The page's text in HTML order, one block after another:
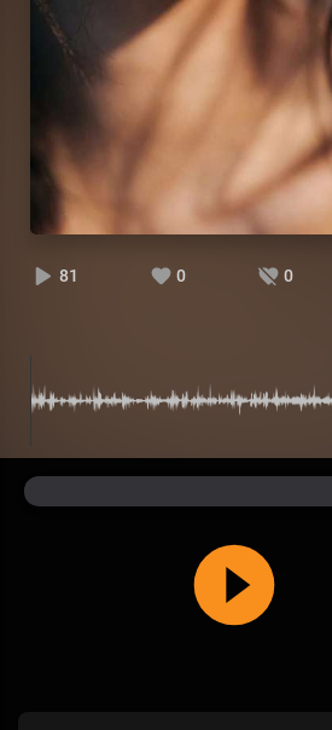
81 0 0